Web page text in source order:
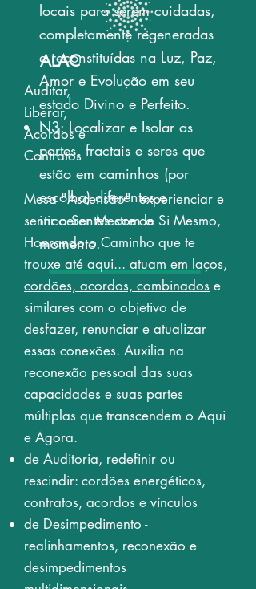
locais para serem cuidadas,
completamente regeneradas
e reconstituídas na Luz, Paz,
Amor e Evolução em seu
estado Divino e Perfeito.
N3: Localizar e Isolar as
partes, fractais e seres que
estão em caminhos (por
escolha) diferentes e
incoerentes com o
momento.
ALAC
Auditar,
Liberar,
Acordos e
Contratos
Mesa "Ascensão" experienciar e
sentir o Ser Mestre de Si Mesmo,
Honrando o Caminho que te
trouxe até aqui... atuam em laços,
cordões, acordos, combinados e
similares com o objetivo de
desfazer, renunciar e atualizar
essas conexões. Auxilia na
reconexão pessoal das suas
capacidades e suas partes
múltiplas que transcendem o Aqui
e Agora.
de Auditoria, redefinir ou
rescindir: cordões energéticos,
contratos, acordos e vínculos
de Desimpedimento -
realinhamentos, reconexão e
desimpedimentos